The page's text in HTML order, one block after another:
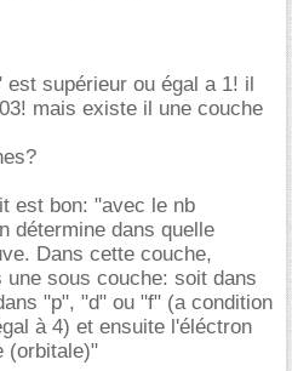
est supérieur ou égal a 1! il
mais existe il une couche
est bon: "avec le nb
détermine dans quelle
Dans cette couche,
sous couche: soit dans
"p", "d" ou "f" (a condition
à 4) et ensuite l'éléctron
(orbitale)"